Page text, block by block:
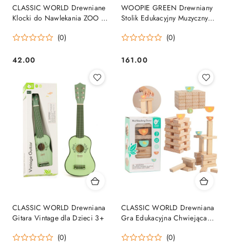
CLASSIC WORLD Drewniane
Klocki do Nawlekania ZOO 13
(0)
Cena:
42.00
WOOPIE GREEN Drewniany
Stolik Edukacyjny Muzyczny
(0)
Cena:
161.00
CLASSIC WORLD Drewniana
Gitara Vintage dla Dzieci 3+
(0)
CLASSIC WORLD Drewniana
Gra Edukacyjna Chwiejąca
23el.
(0)